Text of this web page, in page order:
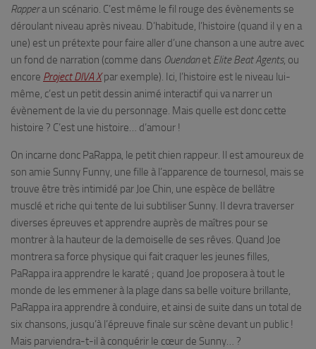
Rappera un scénario. C’est même le fil rouge des évènements se
déroulant niveau après niveau. D’habitude, l’histoire (quand il y en a
une) est un prétexte pour faire aller d’une chanson a une autre avec
un fond de narration (comme dans Ouendanet Elite Beat Agents, ou
encore Project DIVA Xpar exemple). Ici, l’histoire est le niveau lui-
même, c’est un petit dessin animé interactif qui va narrer un
évènement de la vie du personnage. Mais quelle est donc cette
histoire ? C’est une histoire… d’amour !
On incarne donc PaRappa, le petit chien rappeur. Il est amoureux de
son amie Sunny Funny, une fille à l’apparence de tournesol, mais se
trouve être très intimidé par Joe Chin, une espèce de bellâtre
musclé et riche qui tente de lui subtiliser Sunny. Il devra traverser
diverses épreuves et apprendre auprès de maîtres pour se
montrer à la hauteur de la demoiselle de ses rêves. Quand Joe
montrera sa force physique qui fait craquer les jeunes filles,
PaRappa ira apprendre le karaté ; quand Joe proposera à tout le
monde de les emmener à la plage dans sa belle voiture brillante,
PaRappa ira apprendre à conduire, et ainsi de suite dans un total de
six chansons, jusqu’à l’épreuve finale sur scène devant un public !
Mais parviendra-t-il à conquérir le cœur de Sunny… ?